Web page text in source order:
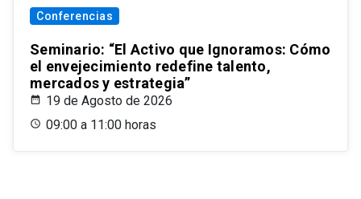
Conferencias
Seminario: “El Activo que Ignoramos: Cómo
el envejecimiento redefine talento,
mercados y estrategia”
19 de Agosto de 2026
09:00 a 11:00 horas